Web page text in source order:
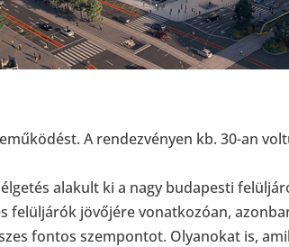
A rendezvényen kb. 30-an
alakult ki a nagy budapesti
felüljárók jövőjére vonatkozóan,
fontos szempontot. Olyanokat is,